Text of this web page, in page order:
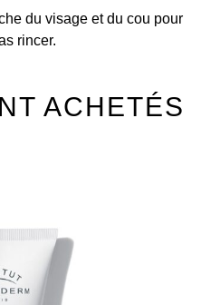
du visage et du cou pour
rincer.
ACHETÉS